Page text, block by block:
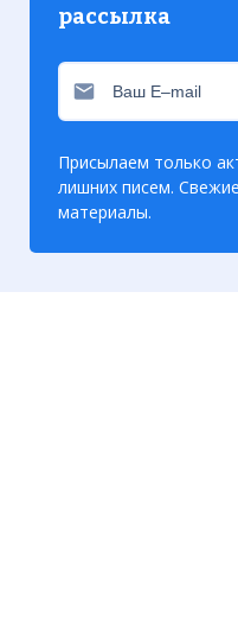
рассылка
Присылаем только
лишних писем.
материалы.